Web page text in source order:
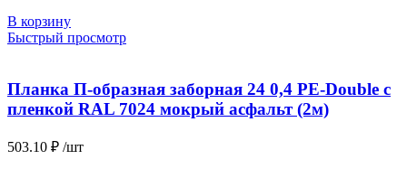
В корзину
Быстрый просмотр
Планка П-образная заборная 24 0,4 PE-Double с
пленкой RAL 7024 мокрый асфальт (2м)
503.10 ₽ /шт